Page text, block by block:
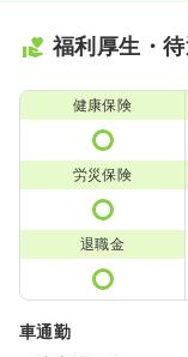
福利厚生・
健康保険
労災保険
退職金
車通勤